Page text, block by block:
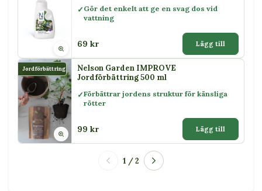
Gör det enkelt att ge en svag dos vid
vattning
69 kr Lägg till
Jordförbättring
Nelson Garden IMPROVE
Jordförbättring 500 ml
Förbättrar jordens struktur för känsliga
rötter
99 kr Lägg till
1 / 2